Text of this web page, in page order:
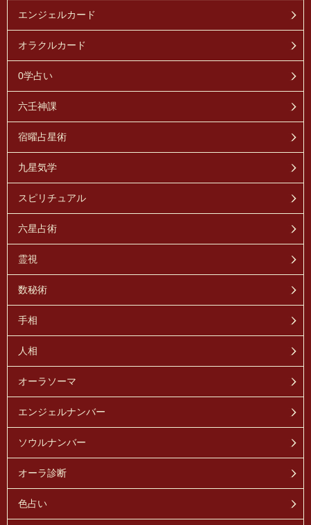
エンジェルカード
オラクルカード
0学占い
六壬神課
宿曜占星術
九星気学
スピリチュアル
六星占術
霊視
数秘術
手相
人相
オーラソーマ
エンジェルナンバー
ソウルナンバー
オーラ診断
色占い